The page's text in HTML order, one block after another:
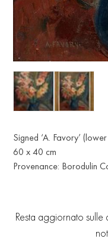
Signed ‘A. Favory’
60 x 40 cm
Provenance: Borodulin
Resta aggiornato sulle